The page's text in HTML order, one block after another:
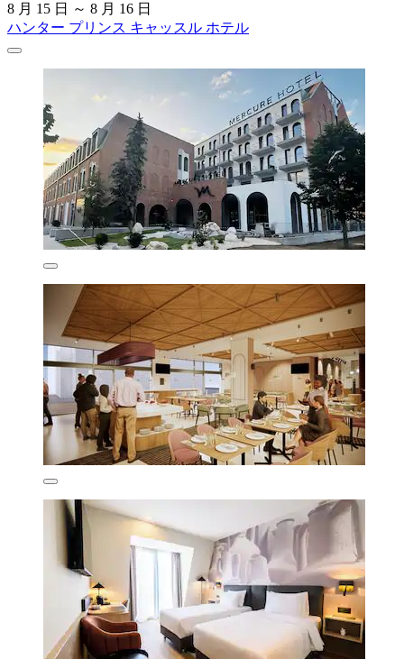
8 月 15 日 ～ 8 月 16 日
ハンター プリンス キャッスル ホテル